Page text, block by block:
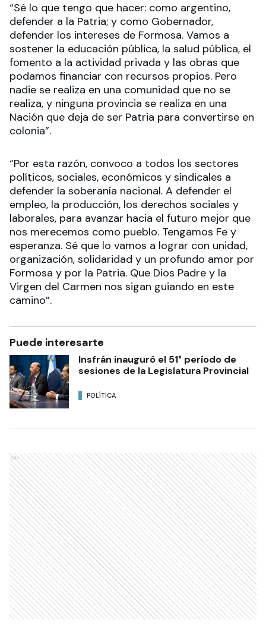
“Sé lo que tengo que hacer: como argentino,
defender a la Patria; y como Gobernador,
defender los intereses de Formosa. Vamos a
sostener la educación pública, la salud pública, el
fomento a la actividad privada y las obras que
podamos financiar con recursos propios. Pero
nadie se realiza en una comunidad que no se
realiza, y ninguna provincia se realiza en una
Nación que deja de ser Patria para convertirse en
colonia”.
“Por esta razón, convoco a todos los sectores
políticos, sociales, económicos y sindicales a
defender la soberanía nacional. A defender el
empleo, la producción, los derechos sociales y
laborales, para avanzar hacia el futuro mejor que
nos merecemos como pueblo. Tengamos Fe y
esperanza. Sé que lo vamos a lograr con unidad,
organización, solidaridad y un profundo amor por
Formosa y por la Patria. Que Dios Padre y la
Virgen del Carmen nos sigan guiando en este
camino”.
Puede interesarte
Insfrán inauguró el 51° período de
sesiones de la Legislatura Provincial
POLÍTICA
Ads